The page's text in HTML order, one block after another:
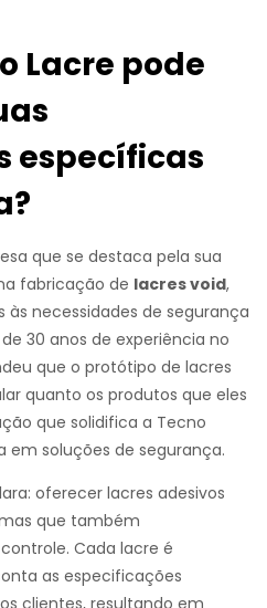
Lacre pode
específicas
que se destaca pela sua
fabricação de lacres void,
necessidades de segurança
30 anos de experiência no
que o protótipo de lacres
quanto os produtos que eles
que solidifica a Tecno
soluções de segurança.
oferecer lacres adesivos
que também
Cada lacre é
as especificações
clientes, resultando em